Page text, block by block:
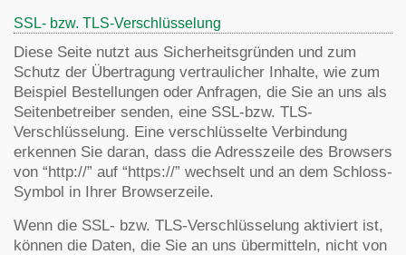
SSL- bzw. TLS-Verschlüsselung
Diese Seite nutzt aus Sicherheitsgründen und zum
Schutz der Übertragung vertraulicher Inhalte, wie zum
Beispiel Bestellungen oder Anfragen, die Sie an uns als
Seitenbetreiber senden, eine SSL-bzw. TLS-
Verschlüsselung. Eine verschlüsselte Verbindung
erkennen Sie daran, dass die Adresszeile des Browsers
von “http://” auf “https://” wechselt und an dem Schloss-
Symbol in Ihrer Browserzeile.
Wenn die SSL- bzw. TLS-Verschlüsselung aktiviert ist,
können die Daten, die Sie an uns übermitteln, nicht von